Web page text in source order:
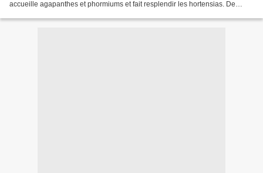
accueille agapanthes et phormiums et fait resplendir les hortensias. De